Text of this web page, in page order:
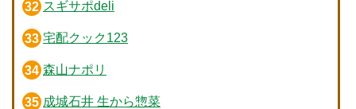
スギサポdeli
宅配クック123
森山ナポリ
成城石井 生から惣菜